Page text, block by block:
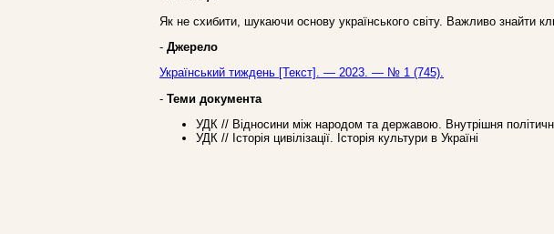
Як не схибити, шукаючи основу українського світу. Важливо знайти
- Джерело
Український тиждень [Текст]. — 2023. — № 1 (745).
- Теми документа
УДК // Відносини між народом та державою. Внутрішня політична
УДК // Історія цивілізації. Історія культури в Україні